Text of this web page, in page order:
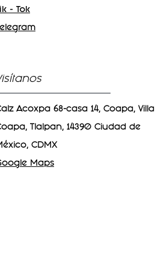
- Tok
Acoxpa 68-casa 14, Coapa, Villa
Tlalpan, 14390 Ciudad de
CDMX
Maps